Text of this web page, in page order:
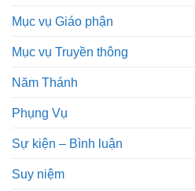
Mục vụ Giáo phận
Mục vụ Truyền thông
Năm Thánh
Phụng Vụ
Sự kiện – Bình luận
Suy niệm